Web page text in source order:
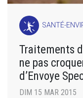
SANTÉ-
Traitements
ne pas
d’Envoye
DIM 15 MAR 2015